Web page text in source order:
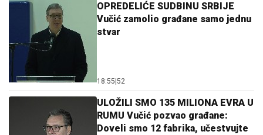
OPREDELIĆE SUDBINU SRBIJE
Vučić zamolio građane samo jednu
stvar
18:55 52
ULOŽILI SMO 135 MILIONA EVRA U
RUMU Vučić pozvao građane:
Doveli smo 12 fabrika, učestvujte